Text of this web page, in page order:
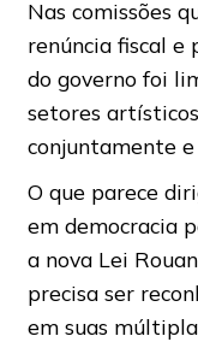
Nas comissões
renúncia fiscal e
do governo foi
setores
conjuntamente
O que parece
em democracia
a nova Lei
precisa ser
em suas